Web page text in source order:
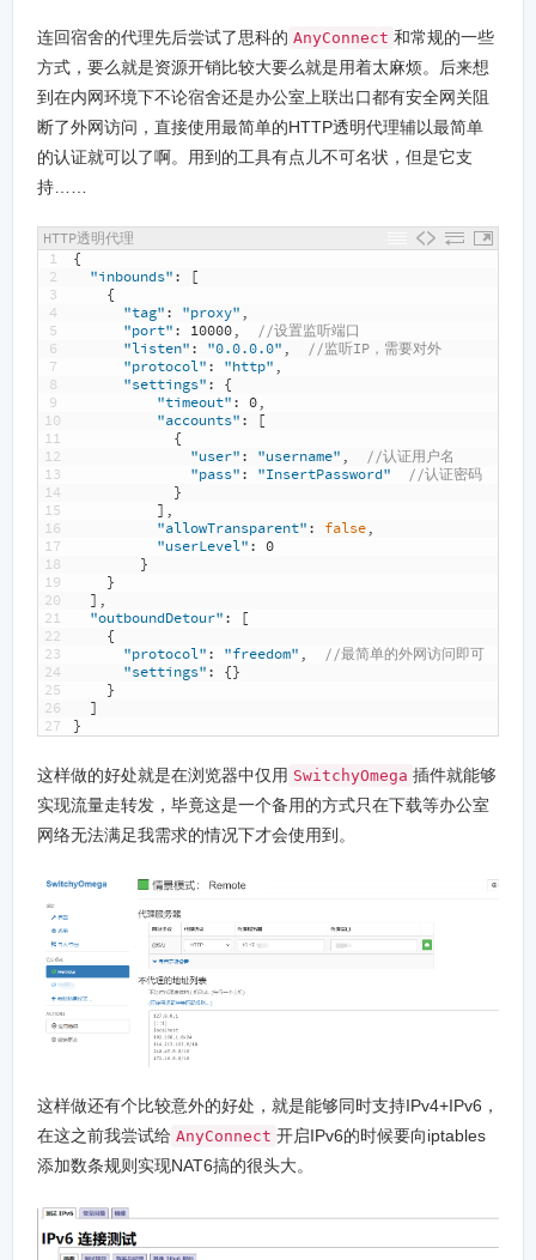
连回宿舍的代理先后尝试了思科的 AnyConnect 和常规的一些
方式，要么就是资源开销比较大要么就是用着太麻烦。后来想
到在内网环境下不论宿舍还是办公室上联出口都有安全网关阻
断了外网访问，直接使用最简单的HTTP透明代理辅以最简单
的认证就可以了啊。用到的工具有点儿不可名状，但是它支
持……
HTTP透明代理
1
2
3
4
5
6
7
8
9
10
11
12
13
14
15
16
17
18
19
20
21
22
23
24
25
26
27
{
"inbounds":
[
{
"tag": "proxy",
"port": 10000,
//设置监听端口
"listen": "0.0.0.0",
//监听IP，需要对外
"protocol": "http",
"settings": {
"timeout": 0,
"accounts":
[
{
"user": "username",
//认证用户名
"pass": "InsertPassword"
//认证密码
}
] ,
"allowTransparent": false,
"userLevel": 0
}
}
] ,
"outboundDetour":
[
{
"protocol": "freedom",
//最简单的外网访问即可
"settings": {}
}
]
}
这样做的好处就是在浏览器中仅用 SwitchyOmega 插件就能够
实现流量走转发，毕竟这是一个备用的方式只在下载等办公室
网络无法满足我需求的情况下才会使用到。
这样做还有个比较意外的好处，就是能够同时支持IPv4+IPv6，
在这之前我尝试给 AnyConnect 开启IPv6的时候要向iptables
添加数条规则实现NAT6搞的很头大。